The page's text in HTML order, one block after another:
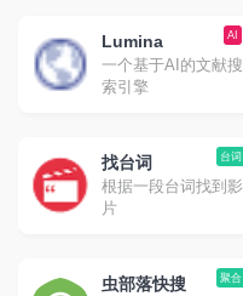
AI
Lumina
一个基于AI的文献搜
索引擎
台词
找台词
根据一段台词找到影
片
聚合
虫部落快搜